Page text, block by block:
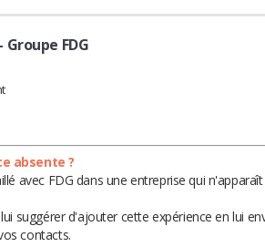
- Groupe FDG
absente ?
avec FDG dans une entreprise qui
suggérer d'ajouter cette expérience en lui
contacts.